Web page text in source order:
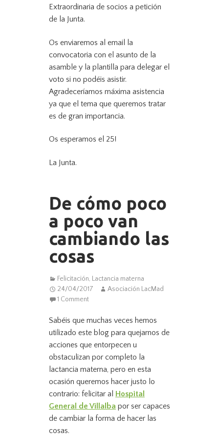
Extraordinaria de socios a petición
de la Junta.
Os enviaremos al email la
convocatoria con el asunto de la
asamble y la plantilla para delegar el
voto si no podéis asistir.
Agradeceríamos máxima asistencia
ya que el tema que queremos tratar
es de gran importancia.
Os esperamos el 25!
La Junta.
De cómo poco
a poco van
cambiando las
cosas
Felicitación, Lactancia materna
24/04/2017
Asociación LacMad
1 Comment
Sabéis que muchas veces hemos
utilizado este blog para quejarnos de
acciones que entorpecen u
obstaculizan por completo la
lactancia materna, pero en esta
ocasión queremos hacer justo lo
contrario: felicitar al Hospital
General de Villalba por ser capaces
de cambiar la forma de hacer las
cosas.